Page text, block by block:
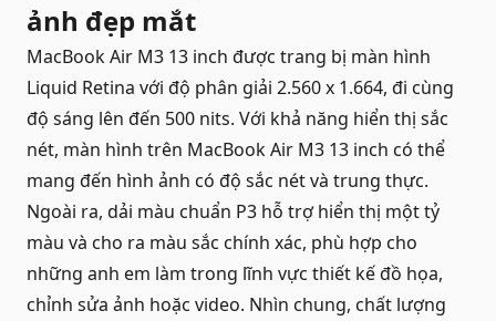
ảnh đẹp mắt
MacBook Air M3 13 inch được trang bị màn hình
Liquid Retina với độ phân giải 2.560 x 1.664, đi cùng
độ sáng lên đến 500 nits. Với khả năng hiển thị sắc
nét, màn hình trên MacBook Air M3 13 inch có thể
mang đến hình ảnh có độ sắc nét và trung thực.
Ngoài ra, dải màu chuẩn P3 hỗ trợ hiển thị một tỷ
màu và cho ra màu sắc chính xác, phù hợp cho
những anh em làm trong lĩnh vực thiết kế đồ họa,
chỉnh sửa ảnh hoặc video. Nhìn chung, chất lượng